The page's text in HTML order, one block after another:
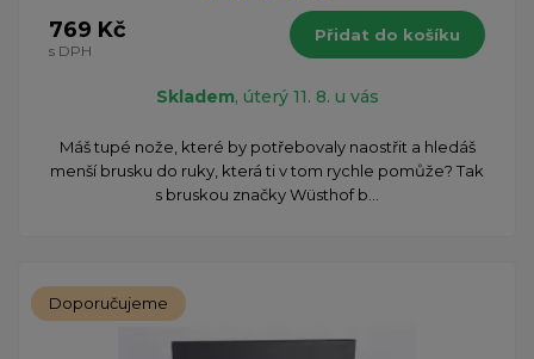
769 Kč
s DPH
Přidat do košíku
Skladem, úterý 11. 8. u vás
​Máš tupé nože, které by potřebovaly naostřit a hledáš
menší brusku do ruky, která ti v tom rychle pomůže? Tak
s bruskou značky Wüsthof b...
Doporučujeme